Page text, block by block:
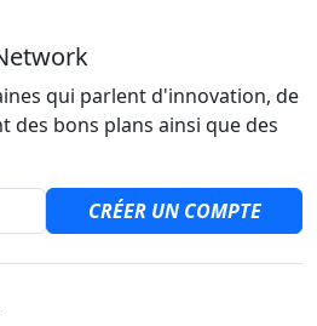
qui parlent d'innovation, de
des bons plans ainsi que des
CRÉER UN COMPTE